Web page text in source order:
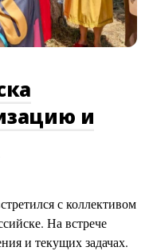
и
с коллективом
На встрече
и текущих задачах.